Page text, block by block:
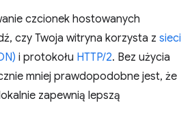
czcionek hostowanych
czy Twoja witryna korzysta z sieci
i protokołu HTTP/2. Bez użycia
mniej prawdopodobne jest, że
zapewnią lepszą